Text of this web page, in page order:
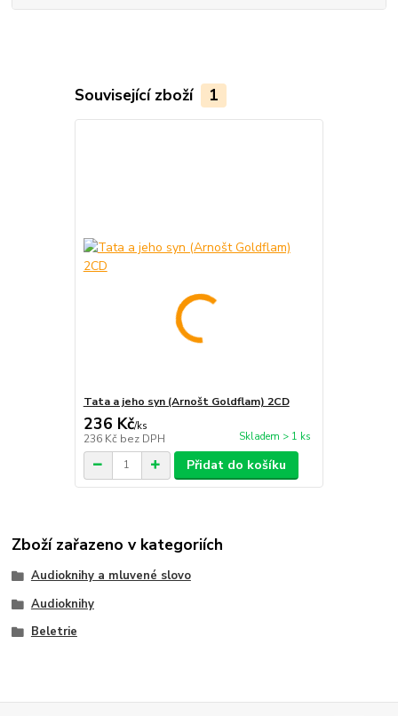
Související zboží 1
Tata a jeho syn (Arnošt Goldflam) 2CD
236 Kč/ks
236 Kč bez DPH Skladem > 1 ks
Přidat do košíku
Zboží zařazeno v kategoriích
Audioknihy a mluvené slovo
Audioknihy
Beletrie